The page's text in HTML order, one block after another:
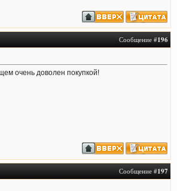
Сообщение #196
очень доволен покупкой!
Сообщение #197